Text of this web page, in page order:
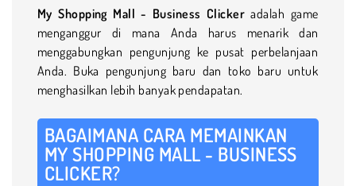
My Shopping Mall - Business Clickeradalah game
menganggur di mana Anda harus menarik dan
menggabungkan pengunjung ke pusat perbelanjaan
Anda. Buka pengunjung baru dan toko baru untuk
menghasilkan lebih banyak pendapatan.
BAGAIMANA CARA MEMAINKAN
MY SHOPPING MALL - BUSINESS
CLICKER?